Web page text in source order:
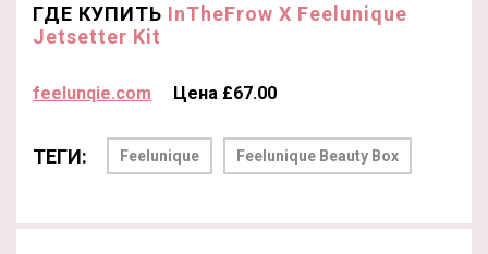
ГДЕ КУПИТЬ InTheFrow X Feelunique
Jetsetter Kit
feelunqie.com Цена £67.00
ТЕГИ: Feelunique Feelunique Beauty Box